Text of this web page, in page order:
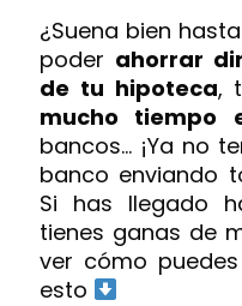
¿Suena bien
poder ahorrar
de tu hipoteca,
mucho tiempo
bancos... ¡Ya no
banco enviando
Si has llegado
tienes ganas de
ver cómo
esto